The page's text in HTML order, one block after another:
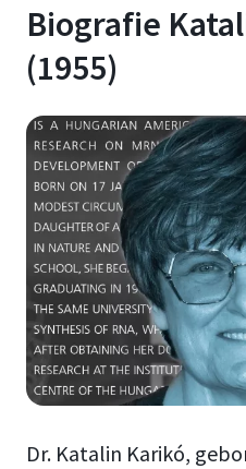
Biografie
(1955)
Dr. Katalin Karikó,